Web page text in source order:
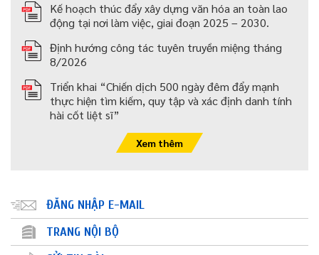
Kế hoạch thúc đẩy xây dựng văn hóa an toàn lao
động tại nơi làm việc, giai đoạn 2025 – 2030.
Định hướng công tác tuyên truyền miệng tháng
8/2026
Triển khai “Chiến dịch 500 ngày đêm đẩy mạnh
thực hiện tìm kiếm, quy tập và xác định danh tính
hài cốt liệt sĩ”
Xem thêm
ĐĂNG NHẬP E-MAIL
TRANG NỘI BỘ